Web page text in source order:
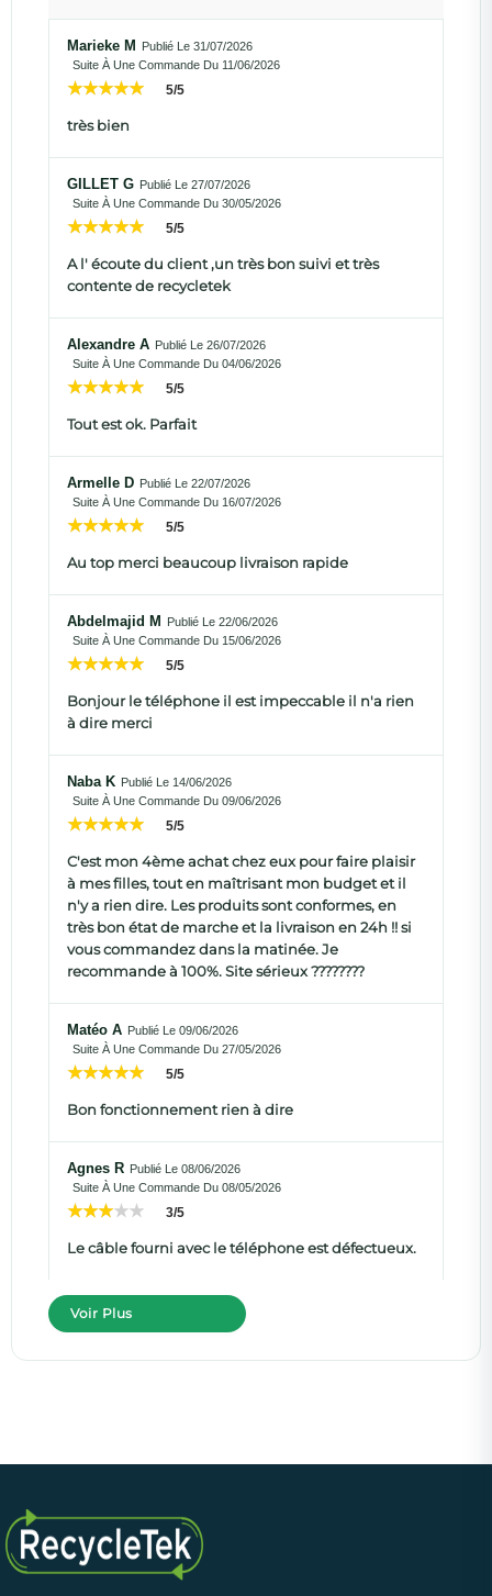
Marieke M
Publié Le 31/07/2026
Suite À Une Commande Du 11/06/2026
5/5
très bien
GILLET G Publié Le 27/07/2026
Suite À Une Commande Du 30/05/2026
5/5
A l' écoute du client ,un très bon suivi et très
contente de recycletek
Alexandre A Publié Le 26/07/2026
Suite À Une Commande Du 04/06/2026
5/5
Tout est ok. Parfait
Armelle D Publié Le 22/07/2026
Suite À Une Commande Du 16/07/2026
5/5
Au top merci beaucoup livraison rapide
Abdelmajid M
Publié Le 22/06/2026
Suite À Une Commande Du 15/06/2026
5/5
Bonjour le téléphone il est impeccable il n'a rien
à dire merci
Naba K Publié Le 14/06/2026
Suite À Une Commande Du 09/06/2026
5/5
C'est mon 4ème achat chez eux pour faire plaisir
à mes filles, tout en maîtrisant mon budget et il
n'y a rien dire. Les produits sont conformes, en
très bon état de marche et la livraison en 24h !! si
vous commandez dans la matinée. Je
recommande à 100%. Site sérieux ????????
Matéo A Publié Le 09/06/2026
Suite À Une Commande Du 27/05/2026
5/5
Bon fonctionnement rien à dire
Agnes R Publié Le 08/06/2026
Suite À Une Commande Du 08/05/2026
3/5
Le câble fourni avec le téléphone est défectueux.
Voir Plus